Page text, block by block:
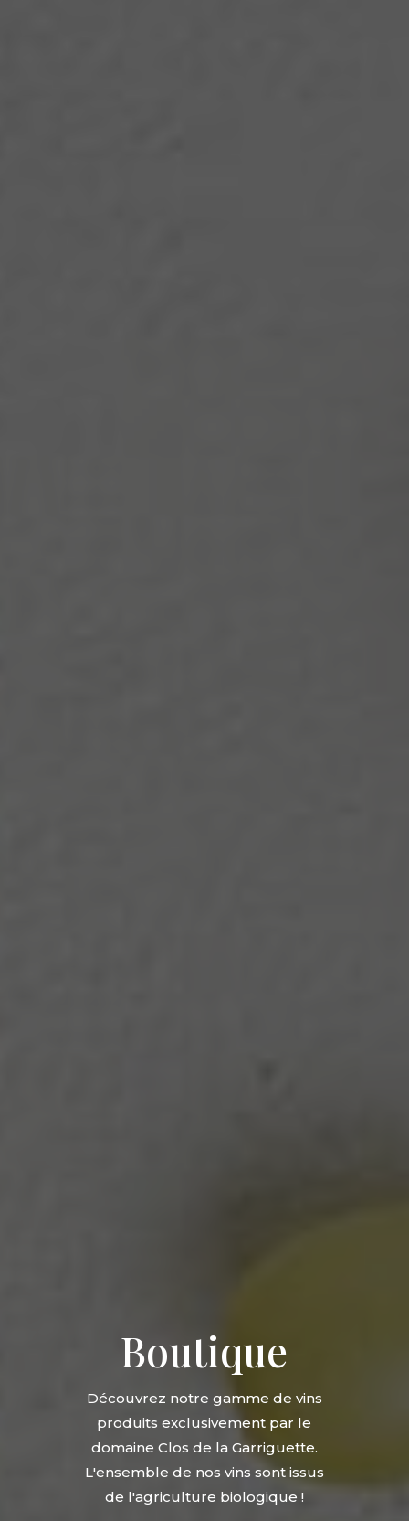
Boutique
Découvrez notre gamme de vins
produits exclusivement par le
domaine Clos de la Garriguette.
L'ensemble de nos vins sont issus
de l'agriculture biologique !